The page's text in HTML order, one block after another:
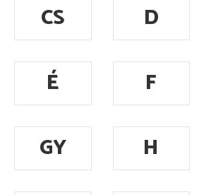
CS
D
É
F
GY
H